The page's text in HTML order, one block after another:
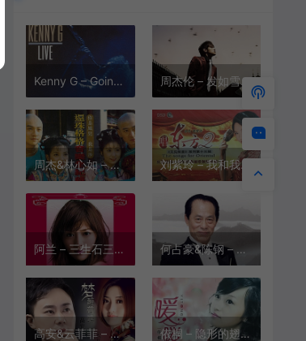
Kenny G – Going Home(回家)[MP3-320K/FLAC][13.1M/33.4M] 周杰伦 – 发如雪[MP3-320K/FLAC][11.4M/34.7M]
周杰&林心如 – 你是风儿我是沙[MP3-320K/FLAC][11.1M/29.6M] 刘紫玲 – 我和我的祖国[MP3-320K/FLAC][8.67M/20.6M]
阿兰 – 三生石三生路[MP3-320K/FLAC][11.6M/33.5M] 何占豪&陈钢 – 梁祝(慢四版)[MP3-128K][4.41M]
高安&云菲菲 – 梦醉荷塘[MP3-320K/FLAC][9.99M/29.0M] 依桐 – 隐形的翅膀[MP3-320K/FLAC][9.19M/24.3M]